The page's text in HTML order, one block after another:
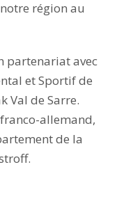
région au
partenariat avec
et Sportif de
Val de Sarre.
allemand,
de la